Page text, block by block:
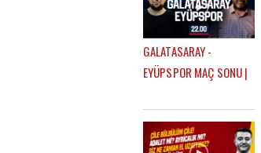
GALATASARAY -
EYÜPSPOR MAÇ SONU |
GÜVEN